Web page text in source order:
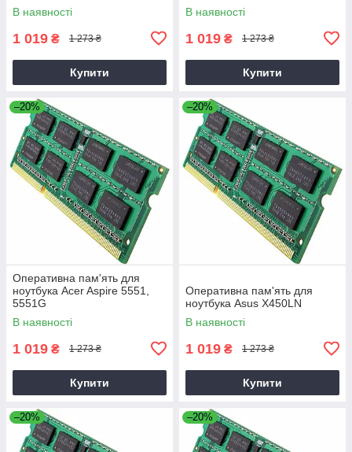
В наявності
1 019 ₴ 1 273 ₴
Купити
В наявності
1 019 ₴ 1 273 ₴
Купити
–20%
Оперативна пам'ять для
ноутбука Acer Aspire 5551,
5551G
В наявності
1 019 ₴ 1 273 ₴
Купити
–20%
Оперативна пам'ять для
ноутбука Asus X450LN
В наявності
1 019 ₴ 1 273 ₴
Купити
–20% –20%